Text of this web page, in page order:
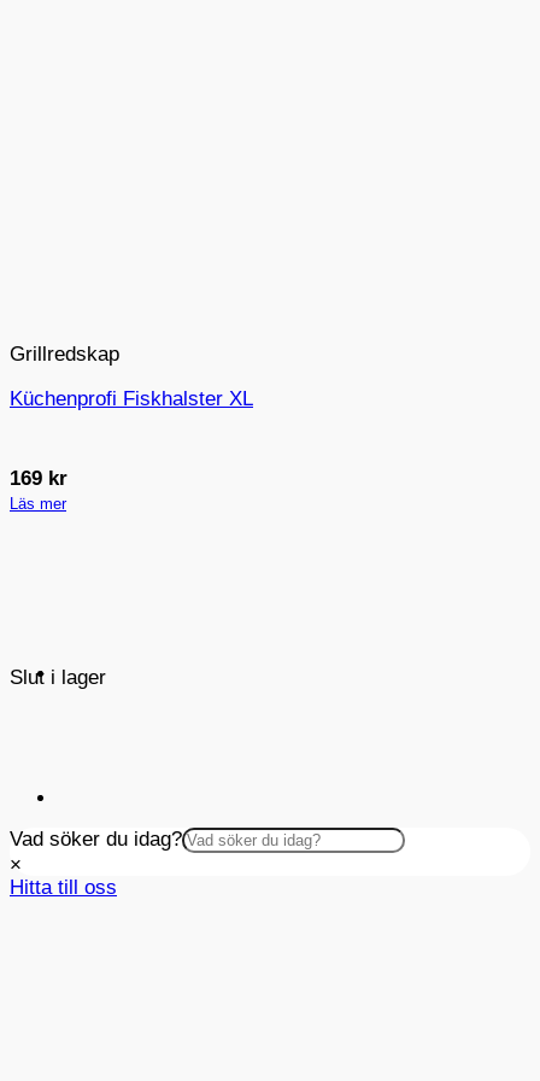
Slut i lager
Grillredskap
Küchenprofi Fiskhalster XL
169 kr
Läs mer
Vad söker du idag?
×
Hitta till oss